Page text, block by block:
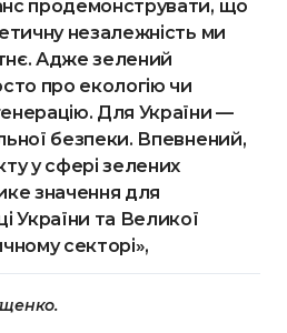
продемонструвати, що
незалежність ми
Адже зелений
про екологію чи
Для України —
безпеки. Впевнений,
у сфері зелених
значення для
України та Великої
секторі»,